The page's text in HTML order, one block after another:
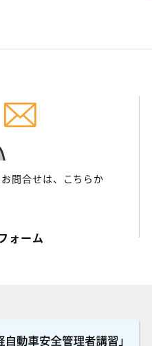
問合せは、こちらか
ォーム